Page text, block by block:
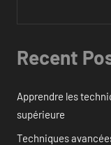
Recent
Apprendre les
supérieure
Techniques